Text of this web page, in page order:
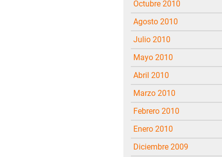
octubre 2010
agosto 2010
julio 2010
mayo 2010
abril 2010
marzo 2010
febrero 2010
enero 2010
diciembre 2009